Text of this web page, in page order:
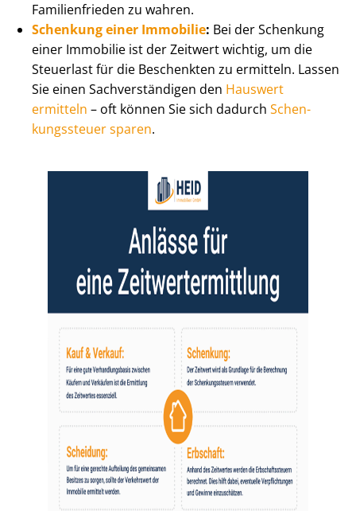
Familienfrieden zu wahren.
Schenkung einer Immobilie: Bei der Schenkung
einer Immobilie ist der Zeitwert wichtig, um die
Steuerlast für die Beschenkten zu ermitteln. Lassen
Sie einen Sach­ver­stän­di­gen den Hauswert
ermitteln – oft können Sie sich dadurch Schen­
kungs­steu­er sparen.